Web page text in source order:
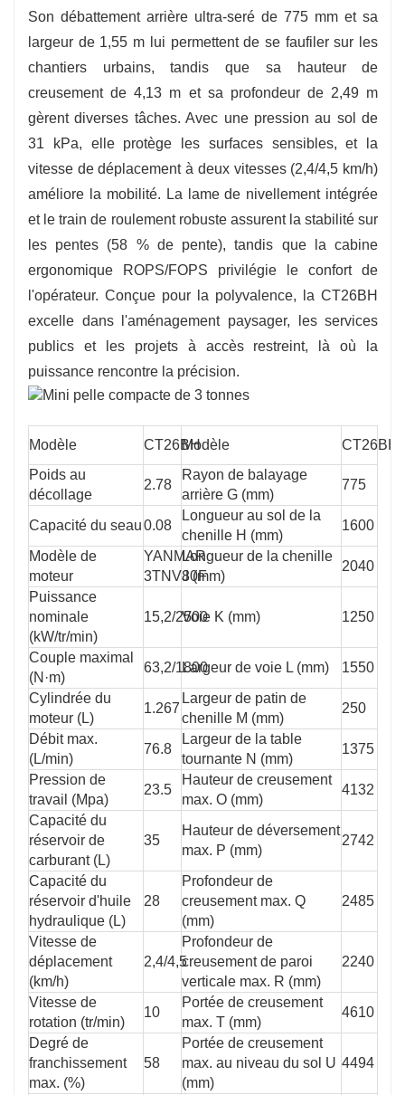
Son débattement arrière ultra-seré de 775 mm et sa
largeur de 1,55 m lui permettent de se faufiler sur les
chantiers urbains, tandis que sa hauteur de
creusement de 4,13 m et sa profondeur de 2,49 m
gèrent diverses tâches. Avec une pression au sol de
31 kPa, elle protège les surfaces sensibles, et la
vitesse de déplacement à deux vitesses (2,4/4,5 km/h)
améliore la mobilité. La lame de nivellement intégrée
et le train de roulement robuste assurent la stabilité sur
les pentes (58 % de pente), tandis que la cabine
ergonomique ROPS/FOPS privilégie le confort de
l'opérateur. Conçue pour la polyvalence, la CT26BH
excelle dans l'aménagement paysager, les services
publics et les projets à accès restreint, là où la
puissance rencontre la précision.
Modèle CT26BHModèle
CT26BH
Poids au
décollage
2.78
Rayon de balayage
arrière G (mm)
775
Capacité du seau0.08
Longueur au sol de la
chenille H (mm)
1600
Modèle de
moteur
YANMAR
3TNV80F
Longueur de la chenille
J (mm)
2040
Puissance
nominale
(kW/tr/min)
15,2/2500Voie K (mm) 1250
Couple maximal
(N·m)
63,2/1800Largeur de voie L (mm)
1550
Cylindrée du
moteur (L)
1.267
Largeur de patin de
chenille M (mm)
250
Débit max.
(L/min)
76.8
Largeur de la table
tournante N (mm)
1375
Pression de
travail (Mpa)
23.5
Hauteur de creusement
max. O (mm)
4132
Capacité du
réservoir de
carburant (L)
35
Hauteur de déversement
max. P (mm)
2742
Capacité du
réservoir d'huile
hydraulique (L)
28
Profondeur de
creusement max. Q
(mm)
2485
Vitesse de
déplacement
(km/h)
2,4/4,5
Profondeur de
creusement de paroi
verticale max. R (mm)
2240
Vitesse de
rotation (tr/min)
10
Portée de creusement
max. T (mm)
4610
Degré de
franchissement
max. (%)
58
Portée de creusement
max. au niveau du sol U
(mm)
4494